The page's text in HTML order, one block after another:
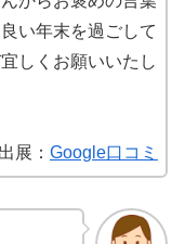
い年末を過ごして
しくお願いいたし
出展： Google口コミ